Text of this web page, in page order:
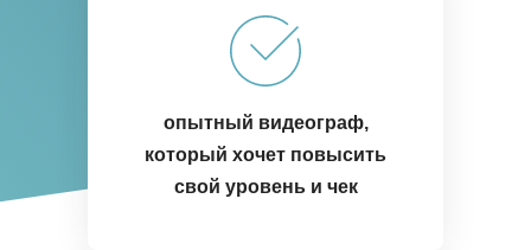
опытный видеограф,
который хочет повысить
свой уровень и чек